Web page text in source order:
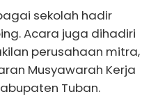
sekolah hadir
Acara juga dihadiri
perusahaan mitra,
Musyawarah Kerja
Tuban.